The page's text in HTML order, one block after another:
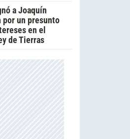
a Joaquín
por un presunto
en el
de Tierras